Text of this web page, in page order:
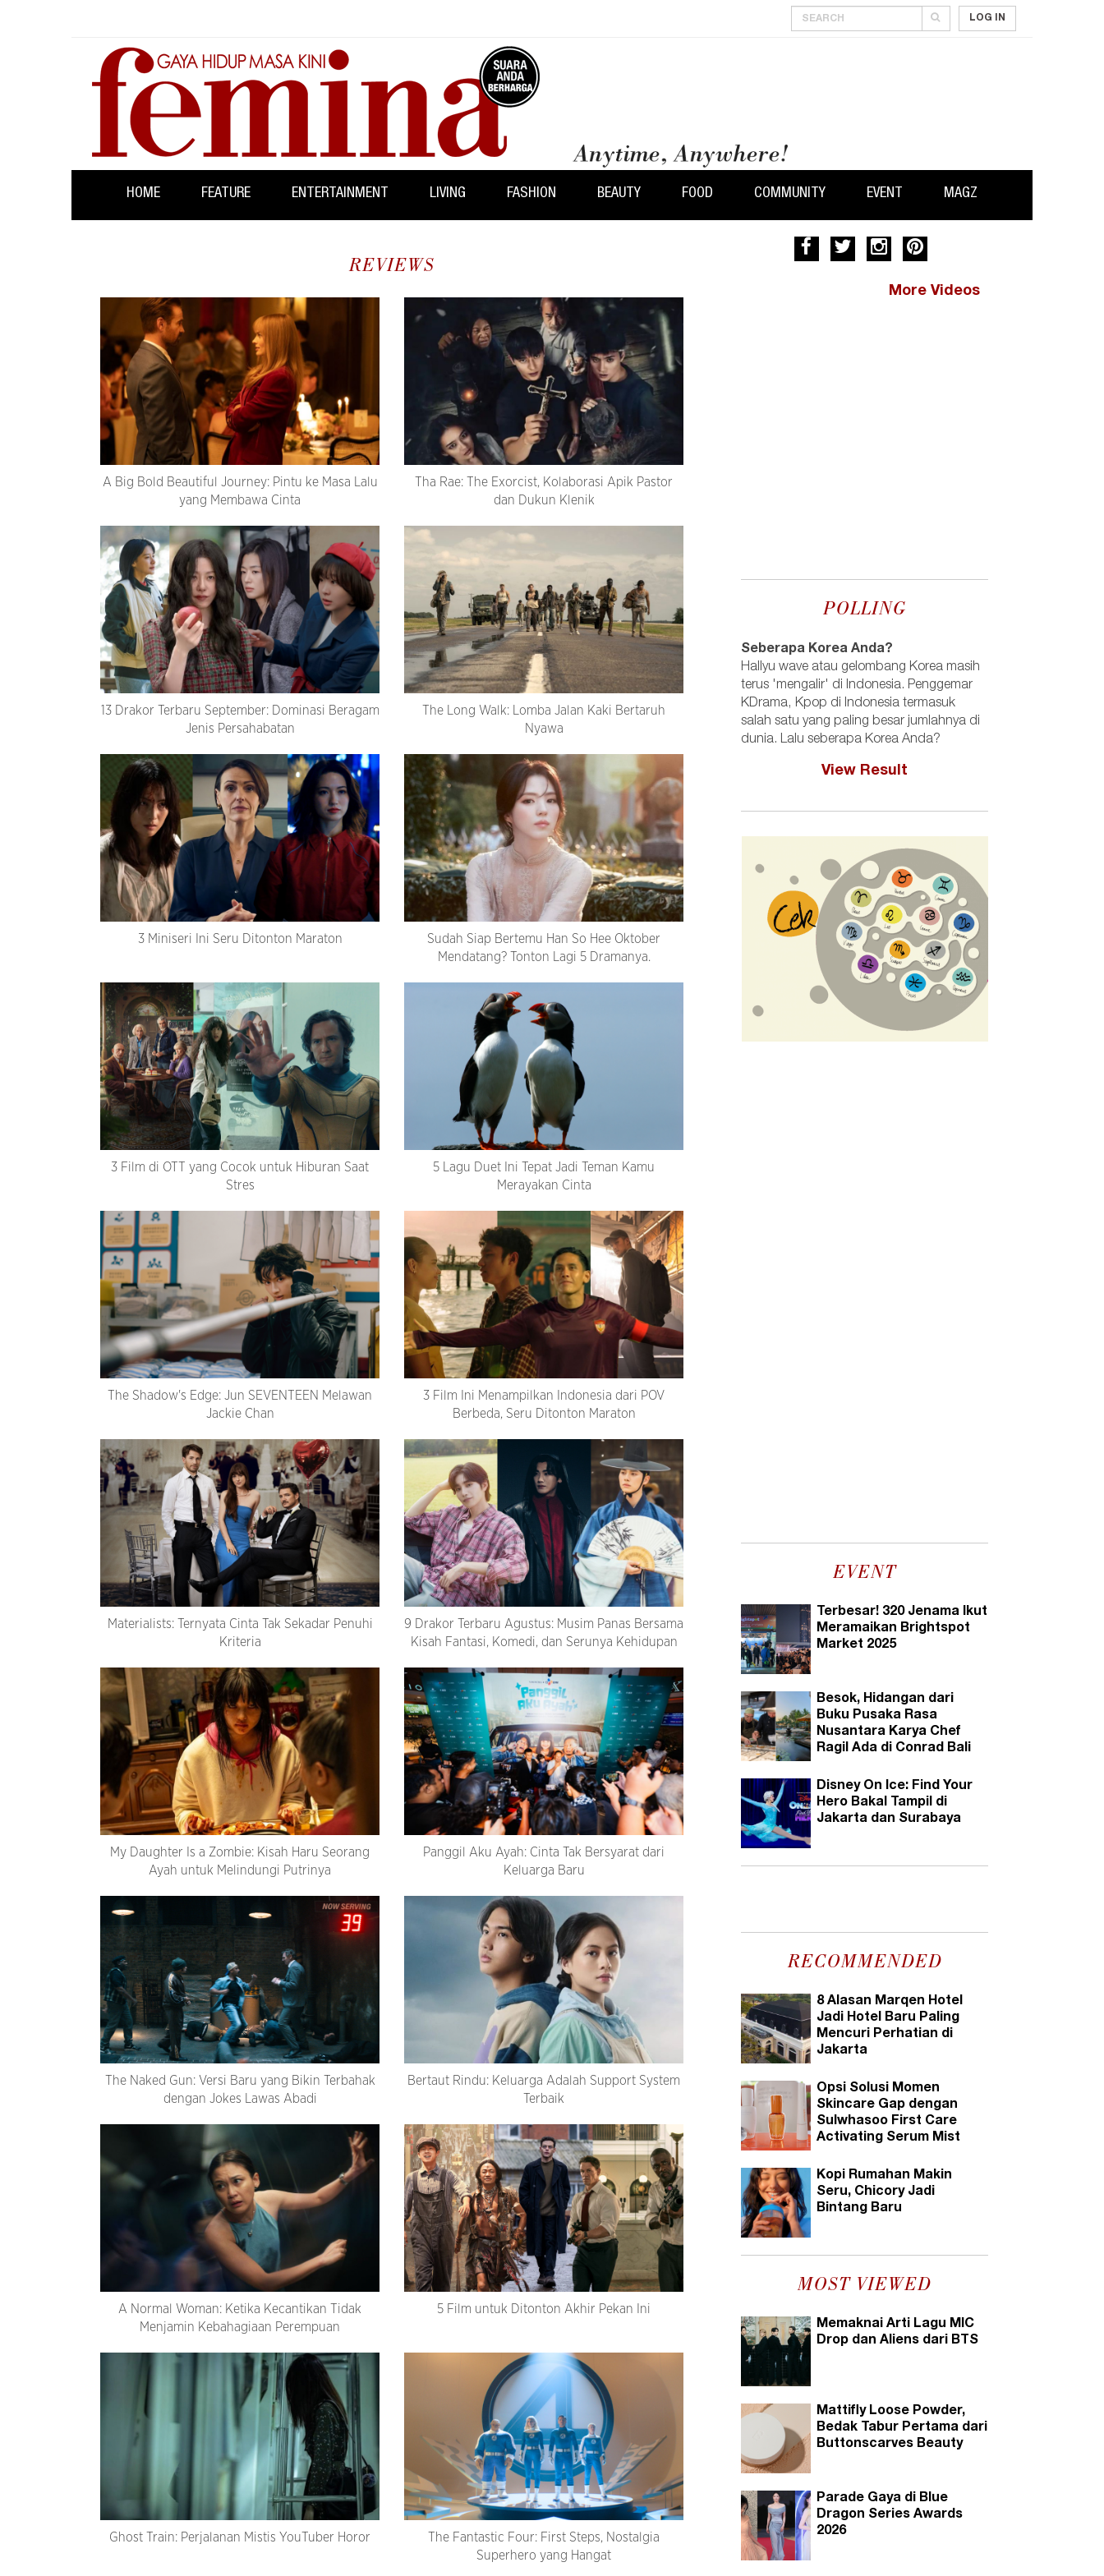
LOG IN
HOME FEATURE ENTERTAINMENT LIVING FASHION BEAUTY FOOD COMMUNITY EVENT MAGZ
REVIEWS
A Big Bold Beautiful Journey: Pintu ke Masa Lalu
yang Membawa Cinta
Tha Rae: The Exorcist, Kolaborasi Apik Pastor
dan Dukun Klenik
13 Drakor Terbaru September: Dominasi Beragam
Jenis Persahabatan
The Long Walk: Lomba Jalan Kaki Bertaruh
Nyawa
3 Miniseri Ini Seru Ditonton Maraton
Sudah Siap Bertemu Han So Hee Oktober
Mendatang? Tonton Lagi 5 Dramanya.
3 Film di OTT yang Cocok untuk Hiburan Saat
Stres
5 Lagu Duet Ini Tepat Jadi Teman Kamu
Merayakan Cinta
The Shadow's Edge: Jun SEVENTEEN Melawan
Jackie Chan
3 Film Ini Menampilkan Indonesia dari POV
Berbeda, Seru Ditonton Maraton
Materialists: Ternyata Cinta Tak Sekadar Penuhi
Kriteria
9 Drakor Terbaru Agustus: Musim Panas Bersama
Kisah Fantasi, Komedi, dan Serunya Kehidupan
My Daughter Is a Zombie: Kisah Haru Seorang
Ayah untuk Melindungi Putrinya
Panggil Aku Ayah: Cinta Tak Bersyarat dari
Keluarga Baru
The Naked Gun: Versi Baru yang Bikin Terbahak
dengan Jokes Lawas Abadi
Bertaut Rindu: Keluarga Adalah Support System
Terbaik
A Normal Woman: Ketika Kecantikan Tidak
Menjamin Kebahagiaan Perempuan
5 Film untuk Ditonton Akhir Pekan Ini
Ghost Train: Perjalanan Mistis YouTuber Horor
The Fantastic Four: First Steps, Nostalgia
Superhero yang Hangat
More Videos
POLLING
Seberapa Korea Anda?
Hallyu wave atau gelombang Korea masih
terus 'mengalir' di Indonesia. Penggemar
KDrama, Kpop di Indonesia termasuk
salah satu yang paling besar jumlahnya di
dunia. Lalu seberapa Korea Anda?
View Result
EVENT
Terbesar! 320 Jenama Ikut
Meramaikan Brightspot
Market 2025
Besok, Hidangan dari
Buku Pusaka Rasa
Nusantara Karya Chef
Ragil Ada di Conrad Bali
Disney On Ice: Find Your
Hero Bakal Tampil di
Jakarta dan Surabaya
RECOMMENDED
8 Alasan Marqen Hotel
Jadi Hotel Baru Paling
Mencuri Perhatian di
Jakarta
Opsi Solusi Momen
Skincare Gap dengan
Sulwhasoo First Care
Activating Serum Mist
Kopi Rumahan Makin
Seru, Chicory Jadi
Bintang Baru
MOST VIEWED
Memaknai Arti Lagu MIC
Drop dan Aliens dari BTS
Mattifly Loose Powder,
Bedak Tabur Pertama dari
Buttonscarves Beauty
Parade Gaya di Blue
Dragon Series Awards
2026